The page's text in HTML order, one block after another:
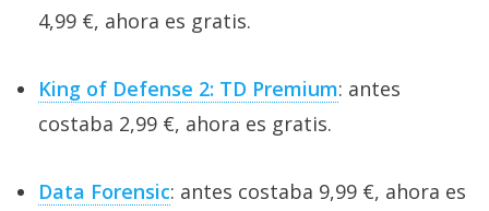
4,99 €, ahora es gratis.
King of Defense 2: TD Premium: antes
costaba 2,99 €, ahora es gratis.
Data Forensic: antes costaba 9,99 €, ahora es